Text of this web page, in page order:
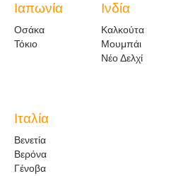
Ιαπωνία
Οσάκα
Τόκιο
Ινδία
Καλκούτα
Μουμπάι
Νέο Δελχί
Ιταλία
Βενετία
Βερόνα
Γένοβα